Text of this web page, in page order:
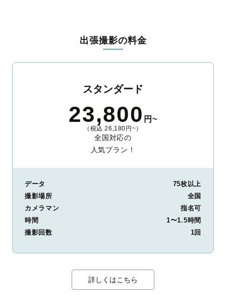
出会えます。まずは、ラブグラフの撮影事例
出張撮影の料金
スタンダード
23,800 円~
（税込 26,180円~）
全国対応の
人気プラン！
データ
75枚以上
撮影場所
全国
カメラマン
指名可
時間
1〜1.5時間
撮影回数
1回
詳しくはこちら